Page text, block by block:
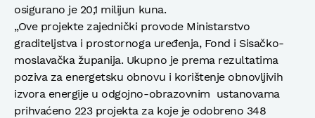
osigurano je 20,1 milijun kuna.
„Ove projekte zajednički provode Ministarstvo
graditeljstva i prostornoga uređenja, Fond i Sisačko-
moslavačka županija. Ukupno je prema rezultatima
poziva za energetsku obnovu i korištenje obnovljivih
izvora energije u odgojno-obrazovnim ustanovama
prihvaćeno 223 projekta za koje je odobreno 348